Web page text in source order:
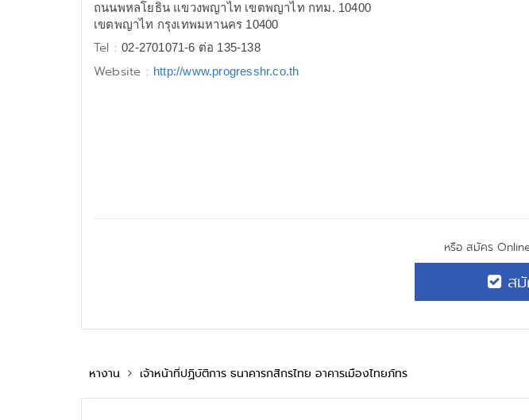
ถนนพหลโยธิน แขวงพญาไท เขตพญาไท กทม. 10400
เขตพญาไท กรุงเทพมหานคร 10400
Tel :02-2701071-6 ต่อ 135-138
Website : http://www.progresshr.co.th
หรือ สมัคร
สมั
หางาน เจ้าหน้าที่ปฏิบัติการ ธนาคารกสิกรไทย อาคารเมืองไทยภัทร